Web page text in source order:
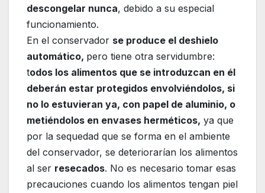
descongelar nunca, debido a su especial
funcionamiento.
En el conservador se produce el deshielo
automático, pero tiene otra servidumbre:
todos los alimentos que se introduzcan en él
deberán estar protegidos envolviéndolos, si
no lo estuvieran ya, con papel de aluminio, o
metiéndolos en envases herméticos, ya que
por la sequedad que se forma en el ambiente
del conservador, se deteriorarían los alimentos
al ser resecados. No es necesario tomar esas
precauciones cuando los alimentos tengan piel